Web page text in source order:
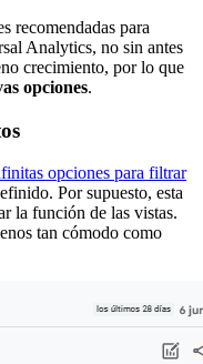
recomendadas para
Analytics, no sin antes
crecimiento, por lo que
opciones.
opciones para filtrar
Por supuesto, esta
la función de las vistas.
tan cómodo como